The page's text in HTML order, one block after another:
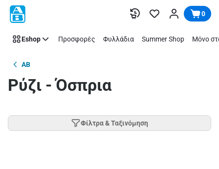
Παράλειψη 0
Eshop Προσφορές Φυλλάδια Summer Shop Μόνο
AB
Ρύζι - Όσπρια
Φίλτρα & Ταξινόμηση